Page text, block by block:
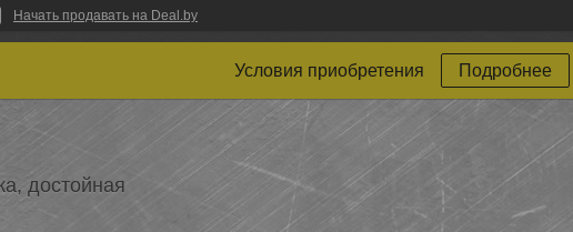
Начать продавать на Deal.by
Условия приобретения Подробнее
достойная